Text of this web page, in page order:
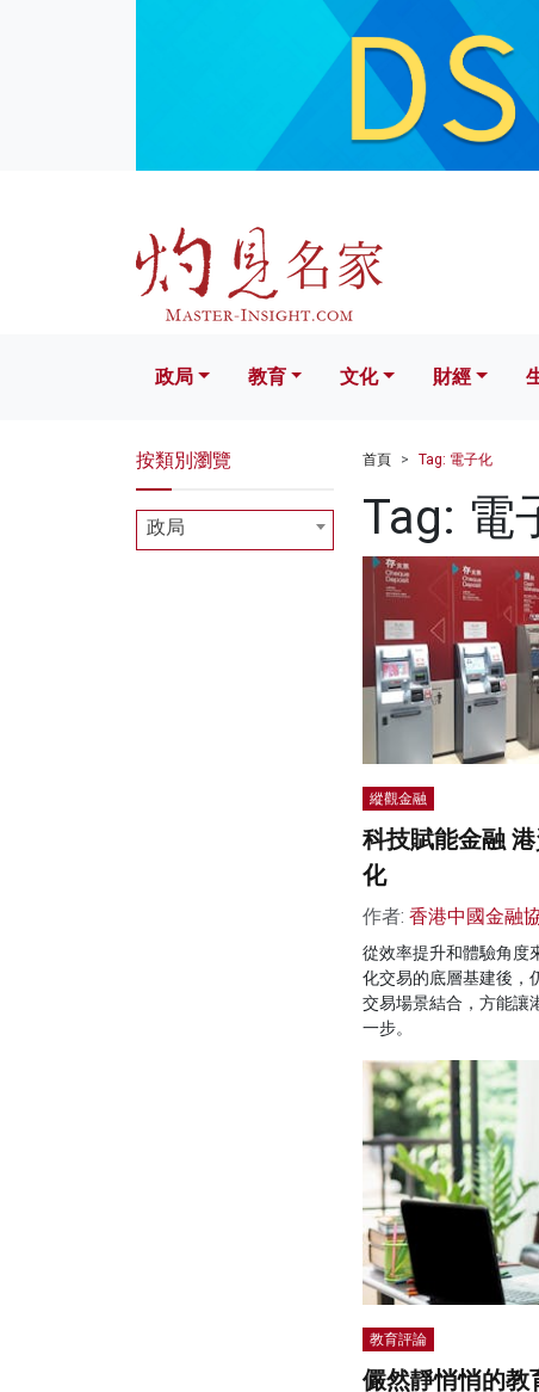
文化 財經 生活
政局 教育 文化 財經
首頁 Tag: 電子化
Tag: 電
縱觀金融
科技賦能金融
化
作者: 香港中國金融
從效率提升和體驗角度
化交易的底層基建後，
交易場景結合，方能讓
一步。
教育評論
儼然靜悄悄的教
按類別瀏覽
政局